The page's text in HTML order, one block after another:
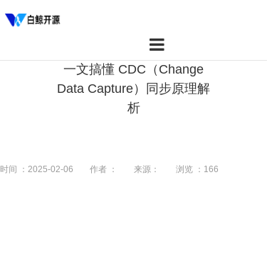
首页
产品
一文搞懂 CDC（Change
Data Capture）同步原理解
析
时间 ：2025-02-06 作者 ： 来源： 浏览 ： 166